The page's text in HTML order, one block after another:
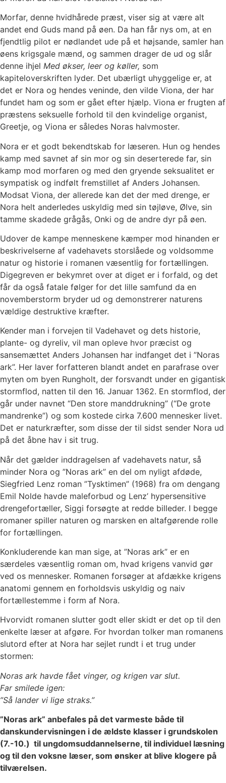
Morfar, denne hvidhårede præst, viser sig at være alt
andet end Guds mand på øen. Da han får nys om, at en
fjendtlig pilot er nødlandet ude på et højsande, samler han
øens krigsgale mænd, og sammen drager de ud og slår
denne ihjel Med økser, leer og køller, som
kapiteloverskriften lyder. Det ubærligt uhyggelige er, at
det er Nora og hendes veninde, den vilde Viona, der har
fundet ham og som er gået efter hjælp. Viona er frugten af
præstens seksuelle forhold til den kvindelige organist,
Greetje, og Viona er således Noras halvmoster.
Nora er et godt bekendtskab for læseren. Hun og hendes
kamp med savnet af sin mor og sin deserterede far, sin
kamp mod morfaren og med den gryende seksualitet er
sympatisk og indfølt fremstillet af Anders Johansen.
Modsat Viona, der allerede kan det der med drenge, er
Nora helt anderledes uskyldig med sin tøjløve, Ølve, sin
tamme skadede grågås, Onki og de andre dyr på øen.
Udover de kampe menneskene kæmper mod hinanden er
beskrivelserne af vadehavets storslåede og voldsomme
natur og historie i romanen væsentlig for fortællingen.
Digegreven er bekymret over at diget er i forfald, og det
får da også fatale følger for det lille samfund da en
novemberstorm bryder ud og demonstrerer naturens
vældige destruktive kræfter.
Kender man i forvejen til Vadehavet og dets historie,
plante- og dyreliv, vil man opleve hvor præcist og
sansemættet Anders Johansen har indfanget det i ”Noras
ark”. Her laver forfatteren blandt andet en parafrase over
myten om byen Rungholt, der forsvandt under en gigantisk
stormflod, natten til den 16. Januar 1362. En stormflod, der
går under navnet “Den store manddrukning” (“De grote
mandrenke”) og som kostede cirka 7.600 mennesker livet.
Det er naturkræfter, som disse der til sidst sender Nora ud
på det åbne hav i sit trug.
Når det gælder inddragelsen af vadehavets natur, så
minder Nora og ”Noras ark” en del om nyligt afdøde,
Siegfried Lenz roman ”Tysktimen” (1968) fra om dengang
Emil Nolde havde maleforbud og Lenz’ hypersensitive
drengefortæller, Siggi forsøgte at redde billeder. I begge
romaner spiller naturen og marsken en altafgørende rolle
for fortællingen.
Konkluderende kan man sige, at ”Noras ark” er en
særdeles væsentlig roman om, hvad krigens vanvid gør
ved os mennesker. Romanen forsøger at afdække krigens
anatomi gennem en forholdsvis uskyldig og naiv
fortællestemme i form af Nora.
Hvorvidt romanen slutter godt eller skidt er det op til den
enkelte læser at afgøre. For hvordan tolker man romanens
slutord efter at Nora har sejlet rundt i et trug under
stormen:
Noras ark havde fået vinger, og krigen var slut.
Far smilede igen:
”Så lander vi lige straks.”
”Noras ark” anbefales på det varmeste både til
danskundervisningen i de ældste klasser i grundskolen
(7.-10.) til ungdomsuddannelserne, til individuel læsning
og til den voksne læser, som ønsker at blive klogere på
tilværelsen.